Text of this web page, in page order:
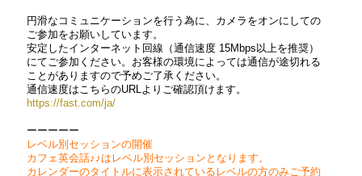
円滑なコミュニケーションを行う為に、カメラをオンにしての
ご参加をお願いしています。
安定したインターネット回線（通信速度 15Mbps以上を推奨）
にてご参加ください。お客様の環境によっては通信が途切れる
ことがありますので予めご了承ください。
通信速度はこちらのURLよりご確認頂けます。
https://fast.com/ja/
ーーーーー
レベル別セッションの開催
カフェ英会話♪♪はレベル別セッションとなります。
カレンダーのタイトルに表示されているレベルの方のみご予約